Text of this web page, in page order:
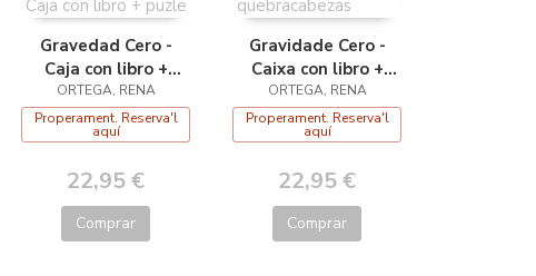
Gravedad Cero -
Caja con libro +
puzle
ORTEGA, RENA
Properament. Reserva'l
aquí
22,95 €
Comprar
Gravidade Cero -
Caixa con libro +
quebracabezas
ORTEGA, RENA
Properament. Reserva'l
aquí
22,95 €
Comprar